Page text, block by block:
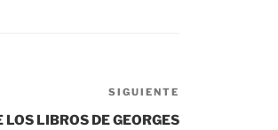
entrada
SIGUIENTE
LOS LIBROS DE GEORGES